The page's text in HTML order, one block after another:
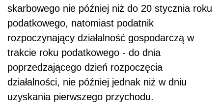
skarbowego nie później niż do 20 stycznia roku
podatkowego, natomiast podatnik
rozpoczynający działalność gospodarczą w
trakcie roku podatkowego - do dnia
poprzedzającego dzień rozpoczęcia
działalności, nie później jednak niż w dniu
uzyskania pierwszego przychodu.